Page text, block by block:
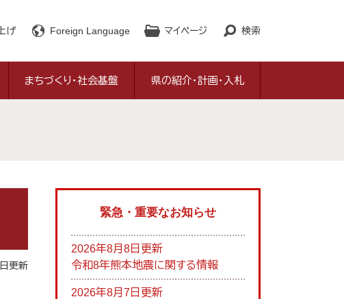
げ Foreign Language マイページ 検索
まちづくり・社会基盤 県の紹介・計画・入札
更新
緊急・重要なお知らせ
2026年8月8日更新
令和8年熊本地震に関する情報
2026年8月7日更新